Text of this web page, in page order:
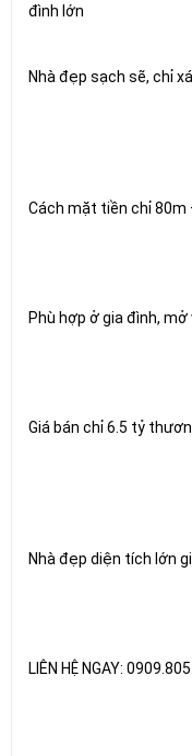
đình lớn
Nhà đẹp sạch sẽ, chỉ
Cách mặt tiền chỉ 80m
Phù hợp ở gia đình,
Giá bán chỉ 6.5 tỷ
Nhà đẹp diện tích lớn
LIÊN HỆ NGAY: